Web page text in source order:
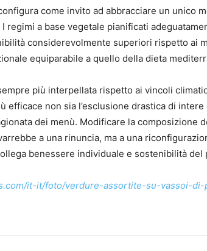
come invito ad abbracciare un unico
regimi a base vegetale pianificati
considerevolmente superiori rispetto ai
equiparabile a quello della dieta
più interpellata rispetto ai vincoli
efficace non sia l’esclusione drastica di intere
dei menù. Modificare la composizione
a una rinuncia, ma a una
benessere individuale e sostenibilità del
it-it/foto/verdure-assortite-su-vassoi-di-